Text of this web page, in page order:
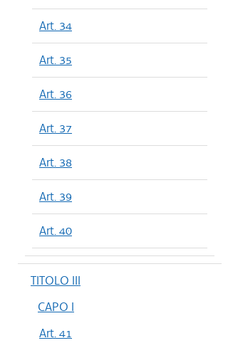
Art. 34
Art. 35
Art. 36
Art. 37
Art. 38
Art. 39
Art. 40
TITOLO III
CAPO I
Art. 41